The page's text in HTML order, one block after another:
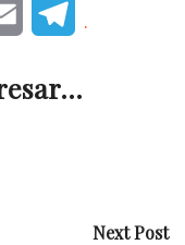
Email .
Next Post